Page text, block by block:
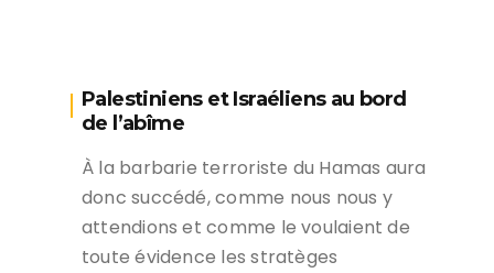
Palestiniens et Israéliens au bord
de l’abîme
À la barbarie terroriste du Hamas aura
donc succédé, comme nous nous y
attendions et comme le voulaient de
toute évidence les stratèges